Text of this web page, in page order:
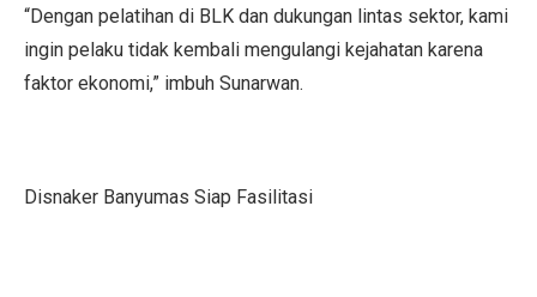
“Dengan pelatihan di BLK dan dukungan lintas sektor, kami
ingin pelaku tidak kembali mengulangi kejahatan karena
faktor ekonomi,” imbuh Sunarwan.
Disnaker Banyumas Siap Fasilitasi